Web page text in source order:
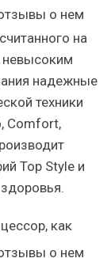
на
невысоким
надежные
техники
Comfort,
Top Style и